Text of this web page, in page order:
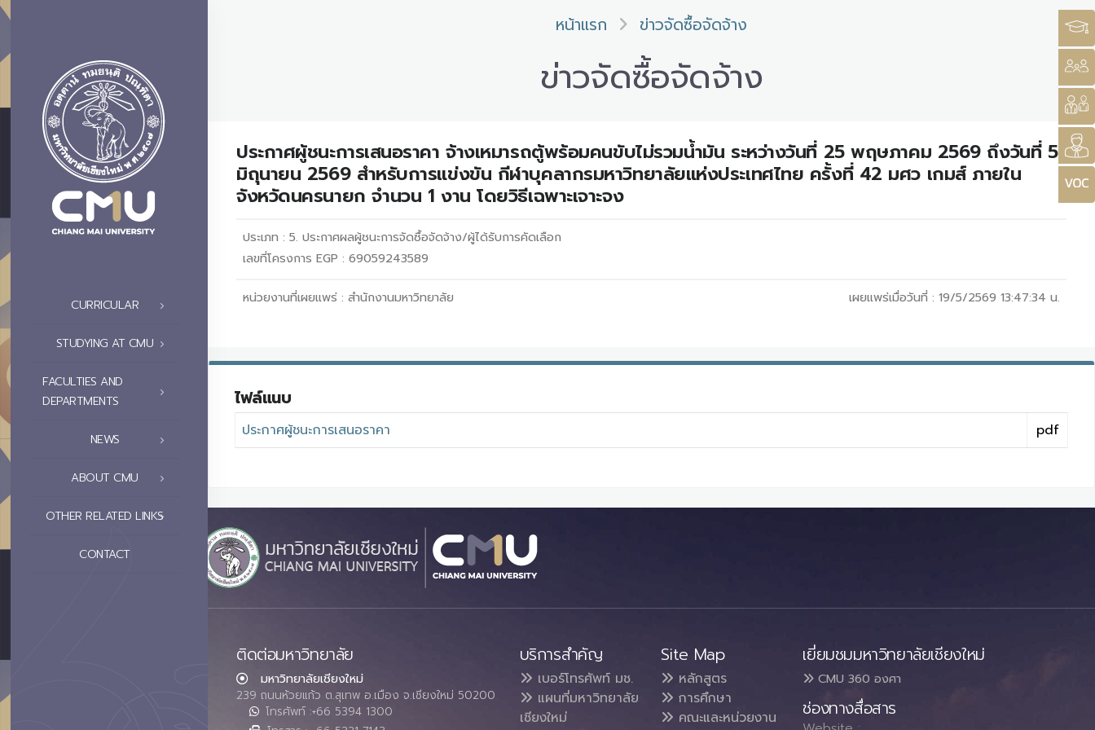
CURRICULAR
STUDYING AT CMU
FACULTIES AND
DEPARTMENTS
NEWS
ABOUT CMU
OTHER RELATED LINKS
CONTACT
หน้าแรก ข่าวจัดซื้อจัดจ้าง
ข่าวจัดซื้อจัดจ้าง
ประกาศผู้ชนะการเสนอราคา จ้างเหมารถตู้พร้อมคนขับไม่รวมน้ำมัน ระหว่างวันที่ 25 พฤษภาคม 2569 ถึงวันที่ 5
มิถุนายน 2569 สำหรับการแข่งขัน กีฬาบุคลากรมหาวิทยาลัยแห่งประเทศไทย ครั้งที่ 42 มศว เกมส์ ภายใน
จังหวัดนครนายก จำนวน 1 งาน โดยวิธีเฉพาะเจาะจง
ประเภท : 5. ประกาศผลผู้ชนะการจัดซื้อจัดจ้าง/ผู้ได้รับการคัดเลือก
เลขที่โครงการ EGP : 69059243589
หน่วยงานที่เผยแพร่ : สำนักงานมหาวิทยาลัย เผยแพร่เมื่อวันที่ : 19/5/2569 13:47:34 น.
ไฟล์แนบ
ประกาศผู้ชนะการเสนอราคา pdf
ติดต่อมหาวิทยาลัย
มหาวิทยาลัยเชียงใหม่
239 ถนนห้วยแก้ว ต.สุเทพ อ.เมือง จ.เชียงใหม่ 50200
โทรศัพท์ :+66 5394 1300
บริการสำคัญ
เบอร์โทรศัพท์ มช.
แผนที่มหาวิทยาลัย
เชียงใหม่
Site Map
หลักสูตร
การศึกษา
คณะและหน่วยงาน
เยี่ยมชมมหาวิทยาลัยเชียงใหม่
CMU 360 องศา
ช่องทางสื่อสาร